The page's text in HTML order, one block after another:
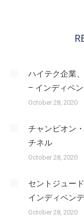
ハイテク企業
– インディペ
October 28, 2020
チャンピオン
チネル
October 28, 2020
セントジュー
インディペン
October 28, 2020